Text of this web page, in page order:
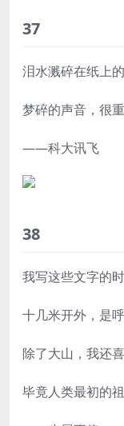
37
泪水溅碎在纸上
梦碎的声音，很重
——科大讯飞
38
我写这些文字的
十几米开外，是呼
除了大山，我还
毕竟人类最初的